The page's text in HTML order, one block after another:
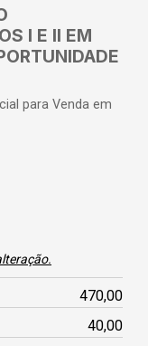
I E II EM
para Venda em
470,00
40,00